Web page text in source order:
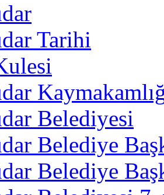
Tarihi
Belediyesi
Belediye
Belediye